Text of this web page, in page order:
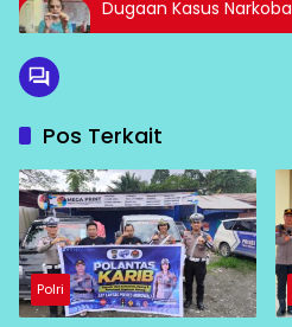
Dugaan Kasus Narkoba
Pos Terkait
Polri